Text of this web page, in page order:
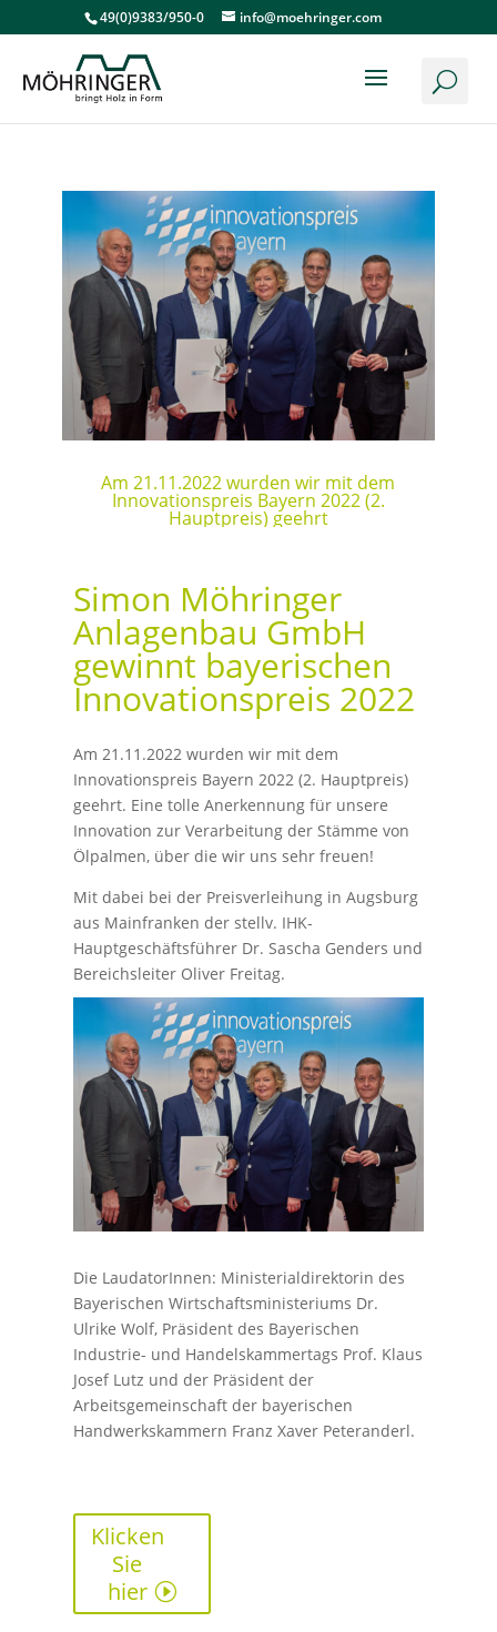
49(0)9383/950-0 info@moehringer.com
Am 21.11.2022 wurden wir mit dem
Innovationspreis Bayern 2022 (2.
Hauptpreis) geehrt
Simon Möhringer
Anlagenbau GmbH
gewinnt bayerischen
Innovationspreis 2022
Am 21.11.2022 wurden wir mit dem
Innovationspreis Bayern 2022 (2. Hauptpreis)
geehrt. Eine tolle Anerkennung für unsere
Innovation zur Verarbeitung der Stämme von
Ölpalmen, über die wir uns sehr freuen!
Mit dabei bei der Preisverleihung in Augsburg
aus Mainfranken der stellv. IHK-
Hauptgeschäftsführer Dr. Sascha Genders und
Bereichsleiter Oliver Freitag.
Die LaudatorInnen: Ministerialdirektorin des
Bayerischen Wirtschaftsministeriums Dr.
Ulrike Wolf, Präsident des Bayerischen
Industrie- und Handelskammertags Prof. Klaus
Josef Lutz und der Präsident der
Arbeitsgemeinschaft der bayerischen
Handwerkskammern Franz Xaver Peteranderl.
Klicken
Sie
hier